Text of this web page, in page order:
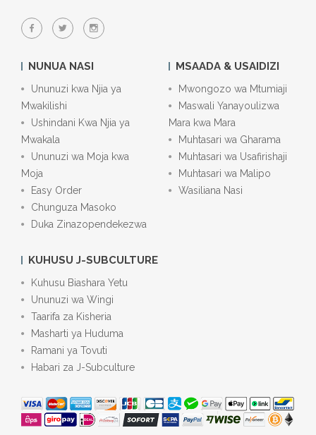
NUNUA NASI
Ununuzi kwa Njia ya
Mwakilishi
Ushindani Kwa Njia ya
Mwakala
Ununuzi wa Moja kwa
Moja
Easy Order
Chunguza Masoko
Duka Zinazopendekezwa
MSAADA & USAIDIZI
Mwongozo wa Mtumiaji
Maswali Yanayoulizwa
Mara kwa Mara
Muhtasari wa Gharama
Muhtasari wa Usafirishaji
Muhtasari wa Malipo
Wasiliana Nasi
KUHUSU J-SUBCULTURE
Kuhusu Biashara Yetu
Ununuzi wa Wingi
Taarifa za Kisheria
Masharti ya Huduma
Ramani ya Tovuti
Habari za J-Subculture